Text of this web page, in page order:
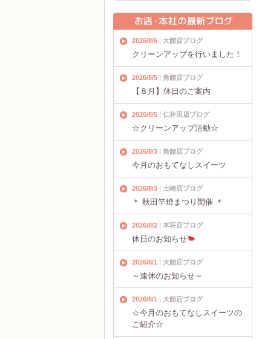
2026/8/6 大館店ブログ
クリーンアップを行いました！
2026/8/5 角館店ブログ
【８月】休日のご案内
2026/8/5 仁井田店ブログ
☆クリーンアップ活動☆
2026/8/3 角館店ブログ
今月のおもてなしスイーツ
2026/8/3 土崎店ブログ
＊ 秋田竿燈まつり開催 ＊
2026/8/2 本荘店ブログ
休日のお知らせ
2026/8/1 大館店ブログ
～連休のお知らせ～
2026/8/1 大館店ブログ
☆今月のおもてなしスイーツの
ご紹介☆